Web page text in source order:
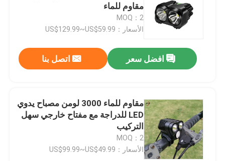
مقاوم للماء
MOQ：2
الأسعار：US$129.99~US$59.99
افضل سعر اتصل بنا
مقاوم للماء 3000 لومن مصباح يدوي
LED للدراجة مع مفتاح خارجي سهل
التركيب
MOQ：2
الأسعار：US$99.99~US$49.99